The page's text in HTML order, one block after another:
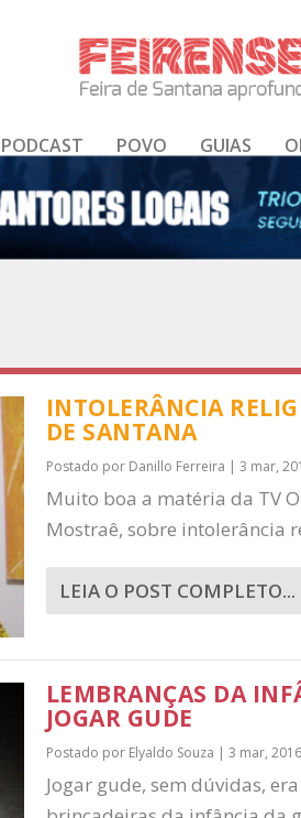
PODCAST POVO GUIAS
INTOLERÂNCIA
DE SANTANA
Postado por Danillo Ferreira | 3 mar,
Muito boa a matéria da TV
Mostraê, sobre intolerância
LEIA O POST COMPLETO...
LEMBRANÇAS DA
JOGAR GUDE
Postado por Elyaldo Souza | 3 mar, 2016
Jogar gude, sem dúvidas,